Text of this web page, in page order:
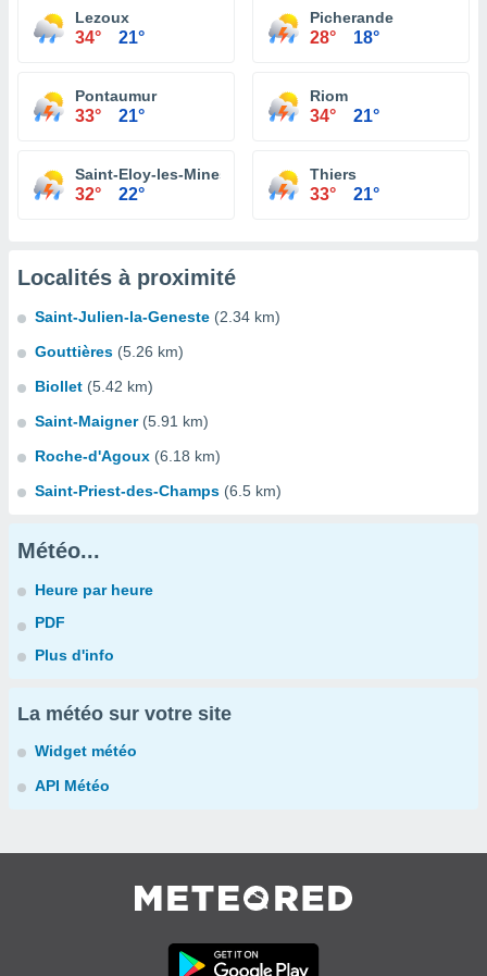
Lezoux
34° 21°
Picherande
28° 18°
Pontaumur
33° 21°
Riom
34° 21°
Saint-Eloy-les-Mines
32° 22°
Thiers
33° 21°
Localités à proximité
Saint-Julien-la-Geneste (2.34 km)
Gouttières (5.26 km)
Biollet (5.42 km)
Saint-Maigner (5.91 km)
Roche-d'Agoux (6.18 km)
Saint-Priest-des-Champs (6.5 km)
Météo...
Heure par heure
PDF
Plus d'info
La météo sur votre site
Widget météo
API Météo